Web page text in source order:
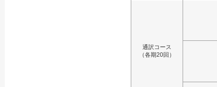
通訳コース
（各期20回）